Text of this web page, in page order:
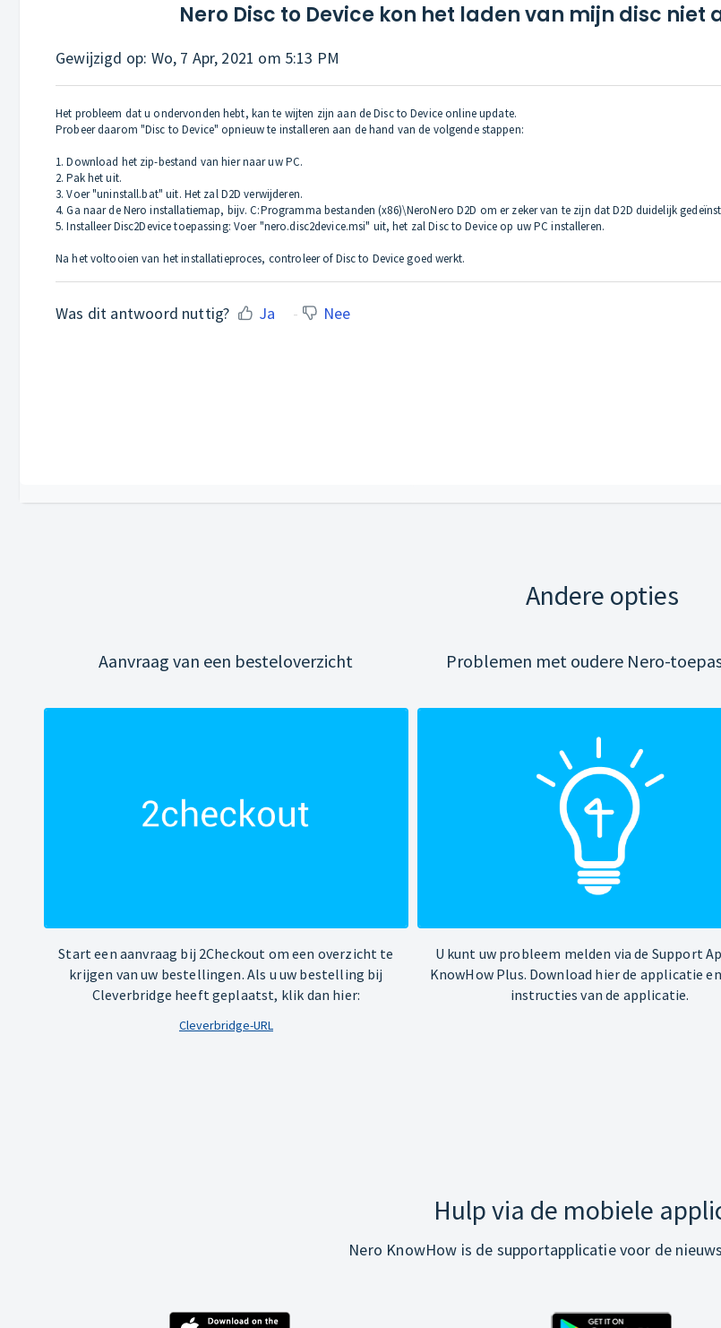
Nero Disc to Device kon het laden van mijn disc
Gewijzigd op: Wo, 7 Apr, 2021 om 5:13 PM
Het probleem dat u ondervonden hebt, kan te wijten zijn aan de Disc to Device online update.
Probeer daarom "Disc to Device" opnieuw te installeren aan de hand van de volgende stappen:
1. Download het zip-bestand van hier naar uw PC.
2. Pak het uit.
3. Voer "uninstall.bat" uit. Het zal D2D verwijderen.
4. Ga naar de Nero installatiemap, bijv. C:Programma bestanden (x86)\NeroNero D2D om er zeker van te zijn dat D2D duidelijk
5. Installeer Disc2Device toepassing: Voer "nero.disc2device.msi" uit, het zal Disc to Device op uw PC installeren.
Na het voltooien van het installatieproces, controleer of Disc to Device goed werkt.
Was dit antwoord nuttig? Ja Nee
Andere opties
Aanvraag van een besteloverzicht
Start een aanvraag bij 2Checkout om een overzicht te
krijgen van uw bestellingen. Als u uw bestelling bij
Cleverbridge heeft geplaatst, klik dan hier:
Cleverbridge-URL
Problemen met oudere Nero-
U kunt uw probleem melden via de Support
KnowHow Plus. Download hier de applicatie
instructies van de applicatie.
Hulp via de mobiele
Nero KnowHow is de supportapplicatie voor de